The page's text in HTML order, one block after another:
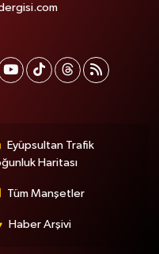
Eyüpsultan Trafik
Haritası
Tüm Manşetler
Haber Arşivi